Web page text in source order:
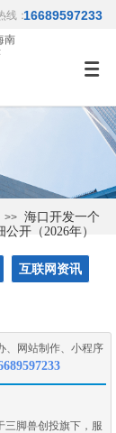
线：16689597233
>> 海口开发一个
开（2026年）
互联网资讯
三脚兽创投旗下，服
、 网站制作、 小程序